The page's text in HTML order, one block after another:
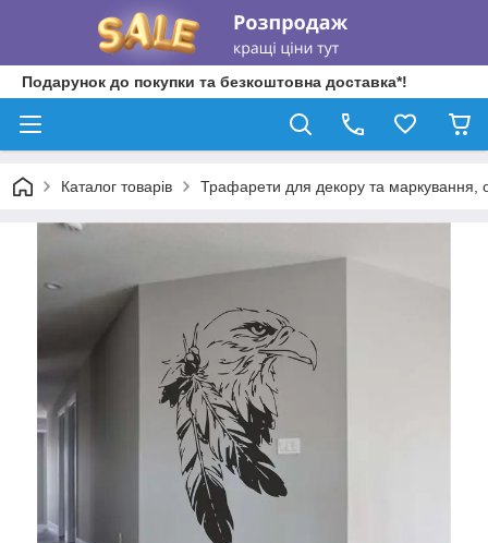
Подарунок до покупки та безкоштовна доставка*!
Каталог товарів Трафарети для декору та маркування,